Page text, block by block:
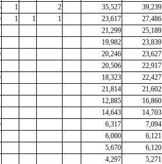
1 2 35,527
39,239
1 1 1 23,617
27,486
21,299
25,189
19,982
23,839
20,246
23,627
20,506
22,917
18,323
22,427
21,814
21,602
12,885
16,860
14,643
14,703
6,317
7,094
6,000
6,121
5,670
6,120
4,297
5,271